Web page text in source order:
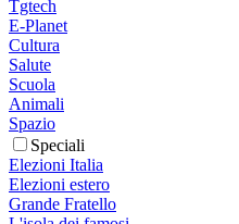
Tgtech
E-Planet
Cultura
Salute
Scuola
Animali
Spazio
Speciali
Elezioni Italia
Elezioni estero
Grande Fratello